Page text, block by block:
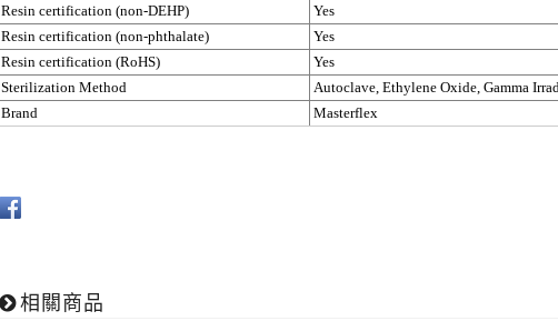
Resin certification (non-DEHP)
Yes
Resin certification (non-phthalate)
Yes
Resin certification (RoHS)
Yes
Sterilization Method
Autoclave, Ethylene Oxide, Gamma
Brand
Masterflex
相關商品